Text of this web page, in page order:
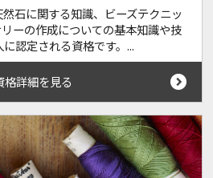
石に関する知識、ビーズテクニッ
ーの作成についての基本知識や技
認定される資格です。...
格詳細を見る